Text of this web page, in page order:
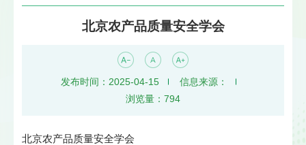
北京农产品质量安全学会
发布时间：2025-04-15
信息来源：
浏览量： 794
北京农产品质量安全学会